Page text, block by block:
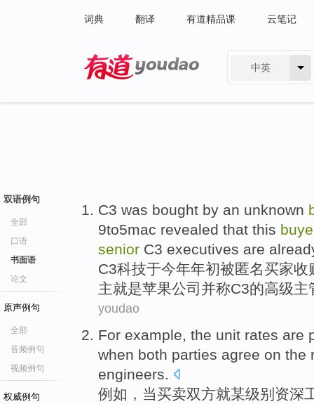
词典 翻译 有道精品课 云笔记
中英
双语例句
全部
口语
书面语
论文
原声例句
全部
音频例句
视频例句
权威例句
C3 was bought by an unknown
9to5mac revealed that this
senior C3 executives are
C3科技于今年年初被匿名买家收
主就是苹果公司 并称C3的高级主
youdao
For example, the unit rates are
when both parties agree on the
engineers.
例如 ， 当买卖双方就某级别 资深